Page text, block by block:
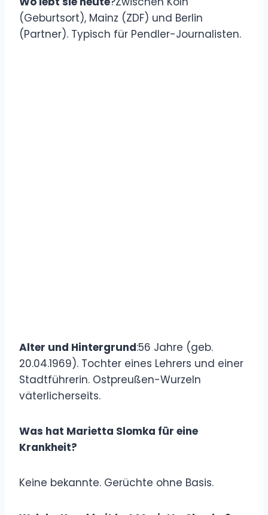
(Geburtsort), Mainz (ZDF) und Berlin
(Partner). Typisch für Pendler-Journalisten.
Alter und Hintergrund:56 Jahre (geb.
20.04.1969). Tochter eines Lehrers und einer
Stadtführerin. Ostpreußen-Wurzeln
väterlicherseits.
Was hat Marietta Slomka für eine
Krankheit?
Keine bekannte. Gerüchte ohne Basis.